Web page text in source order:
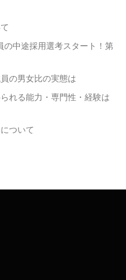
中途採用選考スタート！第
の男女比の実態は
れる能力・専門性・経験は
ついて